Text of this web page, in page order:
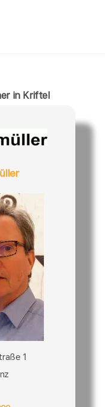
in Kriftel
1